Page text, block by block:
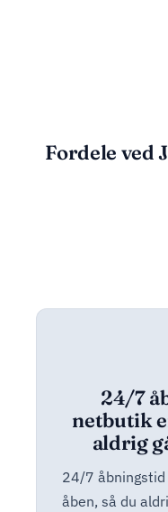
Fordele ved
24/7
netbutik
aldrig
24/7
åben, så du